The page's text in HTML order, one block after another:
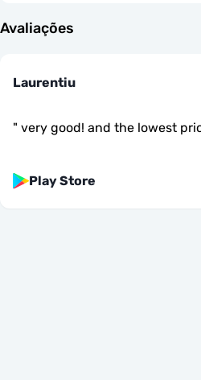
Avaliações
Laurentiu
" very good! and the lowest
Play Store